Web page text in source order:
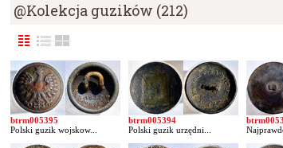
@Kolekcja guzików (212)
btrm005395
Polski guzik wojskow...
btrm005394
Polski guzik urzędni...